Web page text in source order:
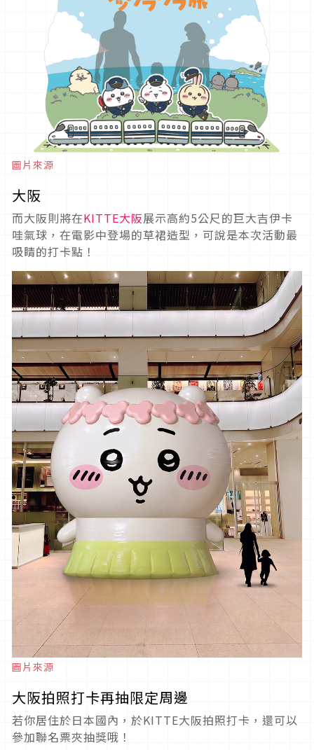
圖片來源
大阪
而大阪則將在KITTE大阪展示高約5公尺的巨大吉伊卡
哇氣球，在電影中登場的草裙造型，可說是本次活動最
吸睛的打卡點！
圖片來源
大阪拍照打卡再抽限定周邊
若你居住於日本國內，於KITTE大阪拍照打卡，還可以
參加聯名票夾抽獎哦！